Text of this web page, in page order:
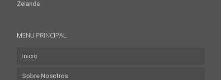
Zelanda
MENU PRINCIPAL
Inicio
Sobre Nosotros